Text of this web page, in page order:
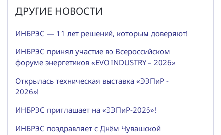
ДРУГИЕ НОВОСТИ
ИНБРЭС — 11 лет решений, которым доверяют!
ИНБРЭС принял участие во Всероссийском
форуме энергетиков «EVO.INDUSTRY – 2026»
Открылась техническая выставка «ЭЭПиР -
2026»!
ИНБРЭС приглашает на «ЭЭПиР-2026»!
ИНБРЭС поздравляет с Днём Чувашской